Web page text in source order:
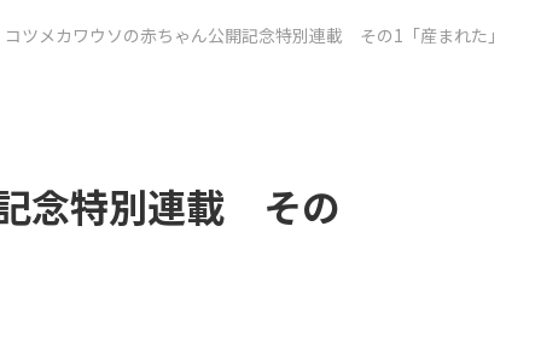
コツメカワウソの赤ちゃん公開記念特別連載 その1「産まれた」
念特別連載 その